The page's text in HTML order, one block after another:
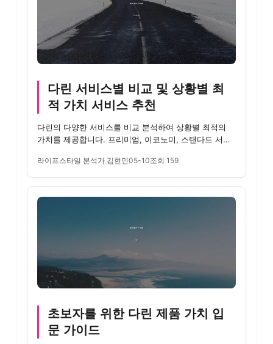
다린 서비스별 비교 및 상황별 최
적 가치 서비스 추천
다린의 다양한 서비스를 비교 분석하여 상황별 최적의
가치를 제공합니다. 프리미엄, 이코노미, 스탠다드 서비
라이프스타일 분석가 김현민05-10조회 159
초보자를 위한 다린 제품 가치 입
문 가이드